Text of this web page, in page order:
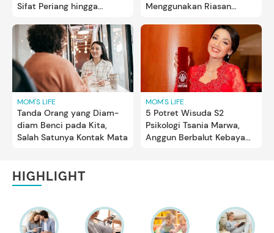
Sifat Periang hingga
Menggunakan Riasan
MOM'S LIFE
Tanda Orang yang Diam-
diam Benci pada Kita,
Salah Satunya Kontak Mata
MOM'S LIFE
5 Potret Wisuda S2
Psikologi Tsania Marwa,
Anggun Berbalut Kebaya
HIGHLIGHT